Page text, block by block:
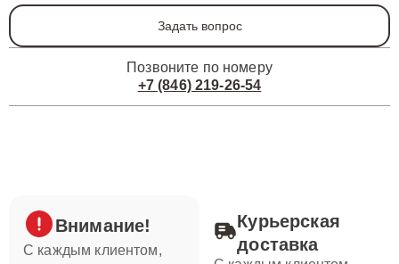
Задать вопрос
Позвоните по номеру
+7 (846) 219-26-54
Внимание!
С каждым клиентом,
Курьерская
доставка